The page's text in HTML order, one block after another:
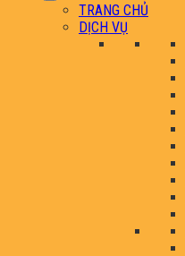
TRANG CHỦ
DỊCH VỤ